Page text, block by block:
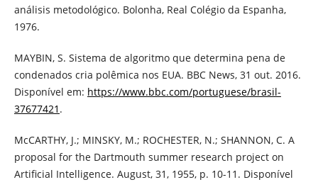
análisis metodológico. Bolonha, Real Colégio da Espanha,
1976.
MAYBIN, S. Sistema de algoritmo que determina pena de
condenados cria polêmica nos EUA. BBC News, 31 out. 2016.
Disponível em: https://www.bbc.com/portuguese/brasil-
37677421 .
McCARTHY, J.; MINSKY, M.; ROCHESTER, N.; SHANNON, C. A
proposal for the Dartmouth summer research project on
Artificial Intelligence. August, 31, 1955, p. 10-11. Disponível